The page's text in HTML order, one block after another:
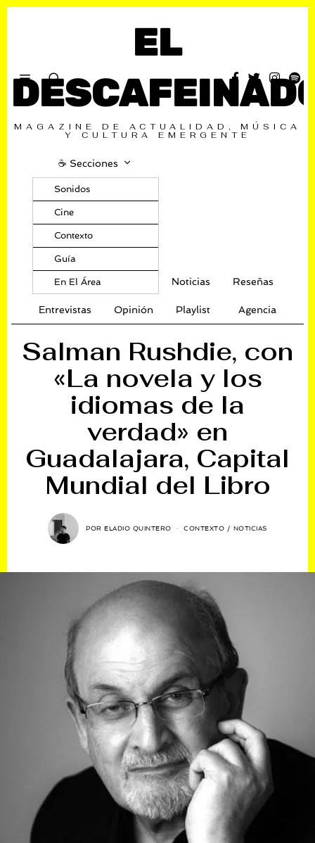
EL
MAGAZINE DE ACTUALIDAD, MÚSICA
Y CULTURA EMERGENTE
☕️ Secciones
Sonidos
Cine
Contexto
Guía
En El Área Noticias Reseñas
Entrevistas Opinión Playlist Agencia
Salman Rushdie, con
«La novela y los
idiomas de la
verdad» en
Guadalajara, Capital
Mundial del Libro
PORELADIO QUINTERO CONTEXTO / NOTICIAS